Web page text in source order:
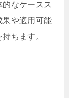
なケースス
果や適用可能
ちます。